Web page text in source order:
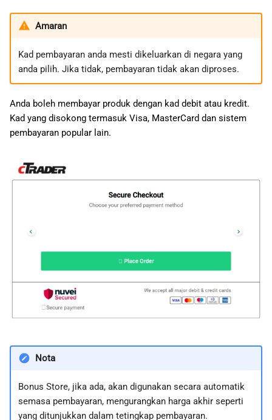
Amaran
Kad pembayaran anda mesti dikeluarkan di negara yang
anda pilih. Jika tidak, pembayaran tidak akan diproses.
Anda boleh membayar produk dengan kad debit atau kredit.
Kad yang disokong termasuk Visa, MasterCard dan sistem
pembayaran popular lain.
Nota
Bonus Store, jika ada, akan digunakan secara automatik
semasa pembayaran, mengurangkan harga akhir seperti
yang ditunjukkan dalam tetingkap pembayaran.